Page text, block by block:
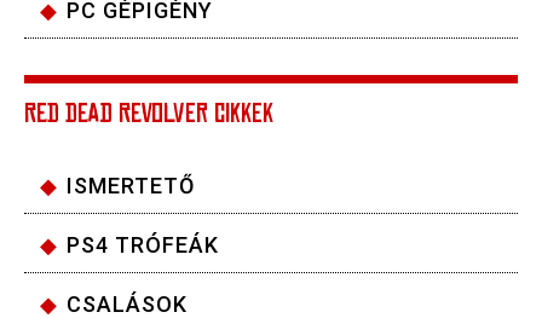
PC GÉPIGÉNY
RED DEAD REVOLVER CIKKEK
ISMERTETŐ
PS4 TRÓFEÁK
CSALÁSOK